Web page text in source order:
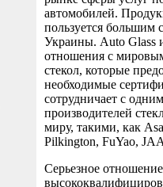
автомобилей.
пользуется большим
Украины. Auto Glass
отношения с
стекол, которые
необходимые
сотрудничает с
производителей
миру, такими, как
Pilkington, FuYao,
Серьезное отношение